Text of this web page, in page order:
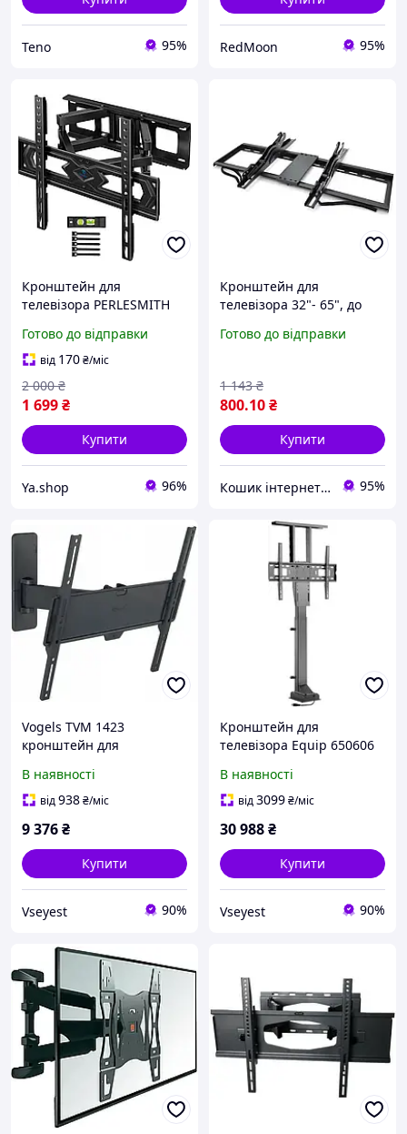
Teno 95% RedMoon 95%
Кронштейн для
телевізора PERLESMITH
похилий, настінний, VESA
400x400
Готово до відправки
від 170₴/міс
1 699₴
2 000 ₴
Купити
Ya.shop 96%
Кронштейн для
телевізора 32"- 65", до
BR4565A, Чорний /
на стіну
Готово до відправки
800.10₴
1 143 ₴
Купити
Кошик інтернет магазин 95%
Vogels TVM 1423
кронштейн для
поворотний
В наявності
від938₴/міс
9 376₴
Купити
Vseyest 90%
Кронштейн для
телевізора Equip 650606
В наявності
від3099₴/міс
30 988₴
Купити
Vseyest 90%